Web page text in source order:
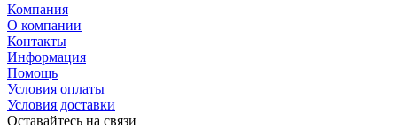
Компания
О компании
Контакты
Информация
Помощь
Условия оплаты
Условия доставки
Оставайтесь на связи